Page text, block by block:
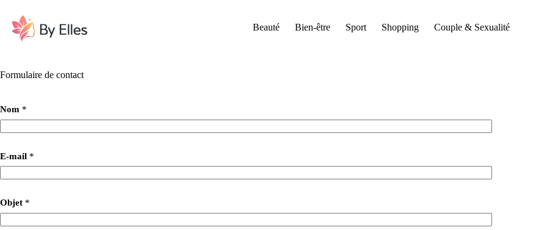
contenu
Beauté Bien-être Sport Shopping Couple & Sexualité
Formulaire de contact
u
m
e
s
a
o
m
Nom *
E-mail *
Objet *